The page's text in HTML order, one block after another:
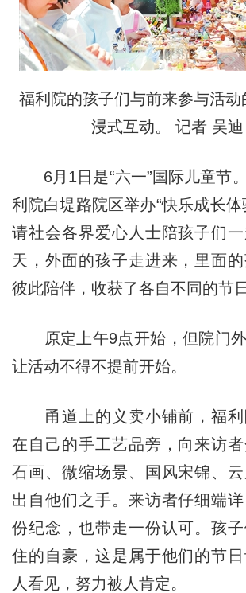
福利院的孩子们与前来参与活
浸式互动。 记者 吴
6月1日是“六一”国际儿童节
利院白堤路院区举办“快乐成长体
请社会各界爱心人士陪孩子们
天，外面的孩子走进来，里面的
彼此陪伴，收获了各自不同的节
原定上午9点开始，但院门外
让活动不得不提前开始。
甬道上的义卖小铺前，福利
在自己的手工艺品旁，向来访
石画、微缩场景、国风宋锦、
出自他们之手。来访者仔细端
份纪念，也带走一份认可。孩
住的自豪，这是属于他们的节
人看见，努力被人肯定。